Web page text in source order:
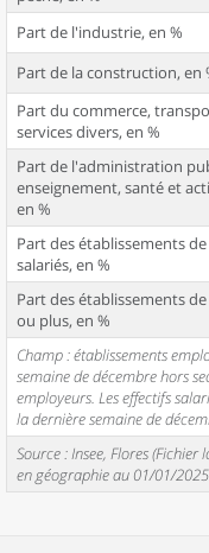
Part de l'industrie, en %
Part de la construction, en
Part du commerce,
services divers, en %
Part de l'administration
enseignement, santé et
en %
Part des établissements de
salariés, en %
Part des établissements de
ou plus, en %
Champ : établissements
semaine de décembre hors
employeurs. Les effectifs
la dernière semaine de
Source : Insee, Flores
en géographie au 01/01/2025